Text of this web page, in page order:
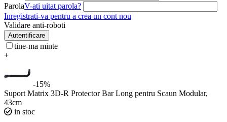
ParolaV-ati uitat parola?
Inregistrati-va pentru a crea un cont nou
Validare anti-roboti
Autentificare
tine-ma minte
+
-15%
Suport Matrix 3D-R Protector Bar Long pentru Scaun Modular,
43cm
in stoc